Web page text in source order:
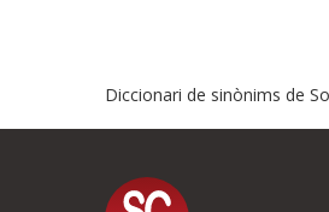
Proposeu-
Diccionari de sinònims de